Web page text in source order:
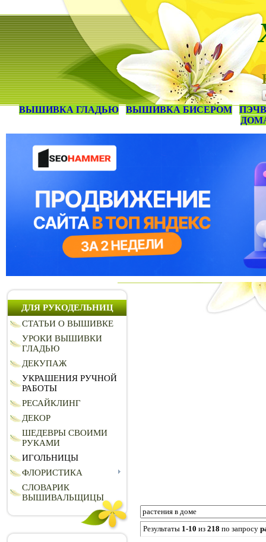
ВЫШИВКА ГЛАДЬЮ ВЫШИВКА БИСЕРОМ
ДЛЯ РУКОДЕЛЬНИЦ
СТАТЬИ О ВЫШИВКЕ
УРОКИ ВЫШИВКИ
ГЛАДЬЮ
ДЕКУПАЖ
УКРАШЕНИЯ РУЧНОЙ
РАБОТЫ
РЕСАЙКЛИНГ
ДЕКОР
ШЕДЕВРЫ СВОИМИ
РУКАМИ
ИГОЛЬНИЦЫ
ФЛОРИСТИКА
СЛОВАРИК
ВЫШИВАЛЬЩИЦЫ
Результаты 1-10 из 218 по запросу